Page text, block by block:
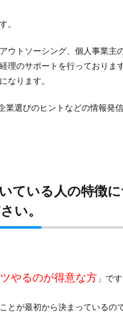
。
ウトソーシング、個人事業主
理のサポートを行っておりま
なります。
業選びのヒントなどの情報発
ている人の特徴
い。
やるのが得意な方 」です
とが最初から決まっているの